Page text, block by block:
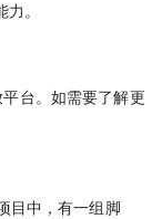
。
台。如需要了解更
目中，有一组脚